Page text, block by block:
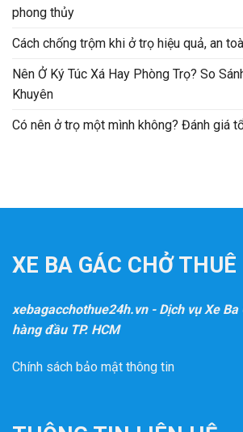
phong thủy
Cách chống trộm khi ở trọ hiệu quả, an
Nên Ở Ký Túc Xá Hay Phòng Trọ? So
Khuyên
Có nên ở trọ một mình không? Đánh giá
XE BA GÁC CHỞ THUÊ
xebagacchothue24h.vn - Dịch vụ Xe Ba
hàng đầu TP. HCM
Chính sách bảo mật thông tin